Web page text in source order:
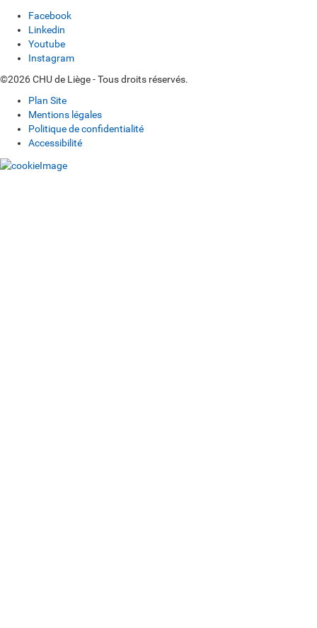
Facebook
Linkedin
Youtube
Instagram
©2026 CHU de Liège - Tous droits réservés.
Plan Site
Mentions légales
Politique de confidentialité
Accessibilité